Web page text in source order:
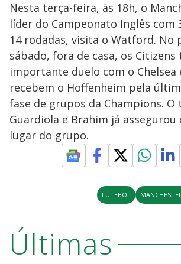
Nesta terça-feira, às 18h, o
líder do Campeonato Inglês com
14 rodadas, visita o Watford. No
sábado, fora de casa, os Citizens
importante duelo com o Chelsea
recebem o Hoffenheim pela
fase de grupos da Champions. O
Guardiola e Brahim já
lugar do grupo.
FUTEBOL
Últimas